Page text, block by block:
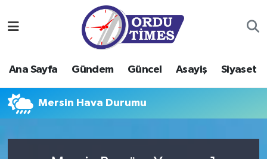
Ana Sayfa Gündem Güncel Asayiş Siyaset
Mersin Hava Durumu
Gündem
Güncel
Ordu Nöbetçi Eczaneler
Ordu Hava Durumu
Ordu Namaz Vakitleri